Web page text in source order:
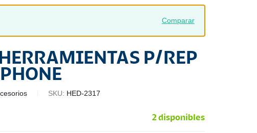
Comparar
P/REP
SKU: HED-2317
2 disponibles